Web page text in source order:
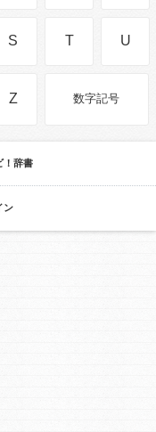
S T U
Z 数字記号
！辞書
ン